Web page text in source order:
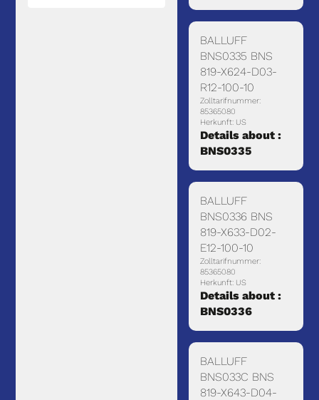
BALLUFF
BNS0335 BNS
819-X624-D03-
R12-100-10
Zolltarifnummer:
85365080
Herkunft: US
Details about :
BNS0335
BALLUFF
BNS0336 BNS
819-X633-D02-
E12-100-10
Zolltarifnummer:
85365080
Herkunft: US
Details about :
BNS0336
BALLUFF
BNS033C BNS
819-X643-D04-